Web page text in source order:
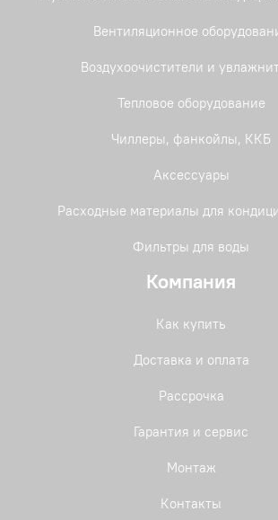
Вентиляционное
Воздухоочистители и
Тепловое оборудование
Чиллеры, фанкойлы, ККБ
Аксессуары
Расходные материалы для
Фильтры для воды
Компания
Как купить
Доставка и оплата
Рассрочка
Гарантия и сервис
Монтаж
Контакты